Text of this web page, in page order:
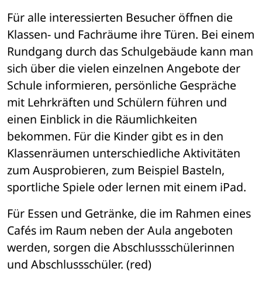
Für alle interessierten Besucher öffnen die
Klassen- und Fachräume ihre Türen. Bei einem
Rundgang durch das Schulgebäude kann man
sich über die vielen einzelnen Angebote der
Schule informieren, persönliche Gespräche
mit Lehrkräften und Schülern führen und
einen Einblick in die Räumlichkeiten
bekommen. Für die Kinder gibt es in den
Klassenräumen unterschiedliche Aktivitäten
zum Ausprobieren, zum Beispiel Basteln,
sportliche Spiele oder lernen mit einem iPad.
Für Essen und Getränke, die im Rahmen eines
Cafés im Raum neben der Aula angeboten
werden, sorgen die Abschlussschülerinnen
und Abschlussschüler. (red)